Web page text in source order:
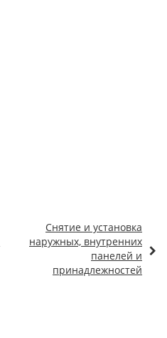
Снятие и установка
наружных, внутренних
панелей и
принадлежностей